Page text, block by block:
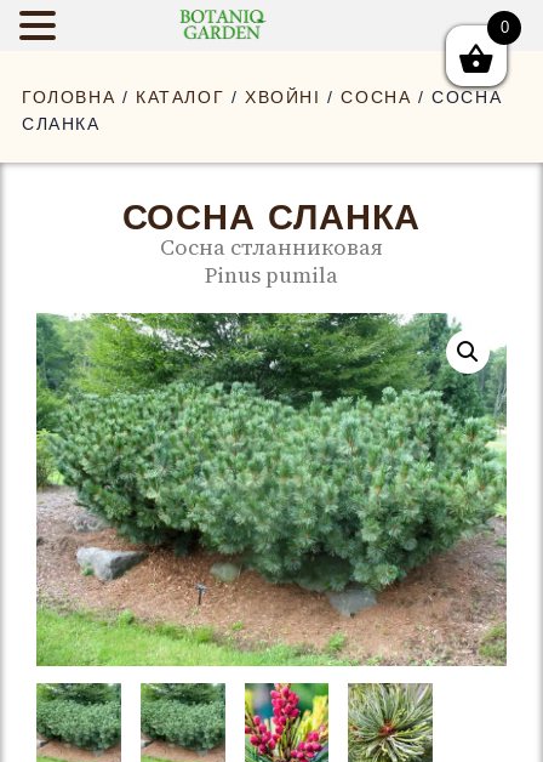
ГОЛОВНА / КАТАЛОГ /ХВОЙНІ /СОСНА / СОСНА
СЛАНКА
СОСНА СЛАНКА
Сосна стланниковая
Pinus pumila
0